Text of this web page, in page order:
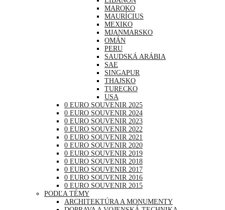
MAROKO
MAURÍCIUS
MEXIKO
MJANMARSKO
OMÁN
PERU
SAUDSKÁ ARÁBIA
SAE
SINGAPUR
THAJSKO
TURECKO
USA
0 EURO SOUVENIR 2025
0 EURO SOUVENIR 2024
0 EURO SOUVENIR 2023
0 EURO SOUVENIR 2022
0 EURO SOUVENIR 2021
0 EURO SOUVENIR 2020
0 EURO SOUVENIR 2019
0 EURO SOUVENIR 2018
0 EURO SOUVENIR 2017
0 EURO SOUVENIR 2016
0 EURO SOUVENIR 2015
PODĽA TÉMY
ARCHITEKTÚRA A MONUMENTY